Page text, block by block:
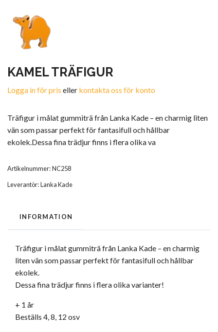
KAMEL TRÄFIGUR
Logga in för pris eller kontakta oss för konto
Träfigur i målat gummiträ från Lanka Kade – en charmig liten
vän som passar perfekt för fantasifull och hållbar
ekolek.Dessa fina trädjur finns i flera olika va
Artikelnummer:NC258
Leverantör:Lanka Kade
INFORMATION
Träfigur i målat gummiträ från Lanka Kade – en charmig
liten vän som passar perfekt för fantasifull och hållbar
ekolek.
Dessa fina trädjur finns i flera olika varianter!
+ 1 år
Beställs 4, 8, 12 osv